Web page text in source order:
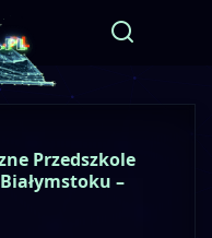
Przedszkole
–